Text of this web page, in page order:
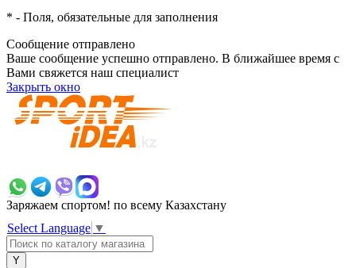
* - Поля, обязательные для заполнения
Сообщение отправлено
Ваше сообщение успешно отправлено. В ближайшее время с
Вами свяжется наш специалист
Закрыть окно
Заряжаем спортом! по всему Казахстану
Select Language ▼